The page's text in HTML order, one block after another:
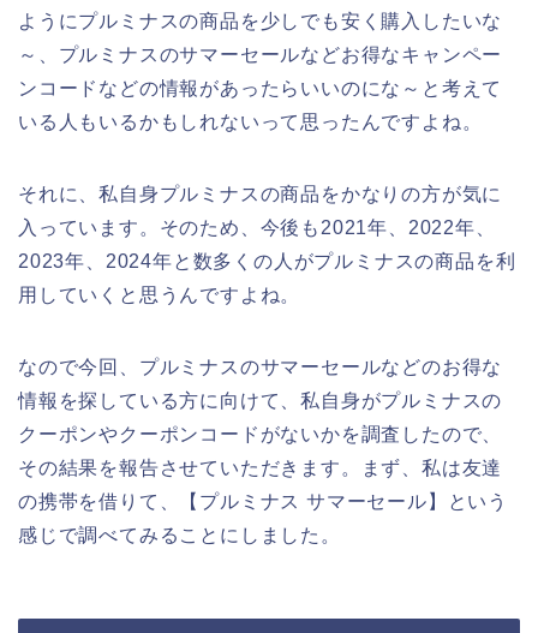
ようにプルミナスの商品を少しでも安く購入したいな
～、プルミナスのサマーセールなどお得なキャンペー
ンコードなどの情報があったらいいのにな～と考えて
いる人もいるかもしれないって思ったんですよね。
それに、私自身プルミナスの商品をかなりの方が気に
入っています。そのため、今後も2021年、2022年、
2023年、2024年と数多くの人がプルミナスの商品を利
用していくと思うんですよね。
なので今回、プルミナスのサマーセールなどのお得な
情報を探している方に向けて、私自身がプルミナスの
クーポンやクーポンコードがないかを調査したので、
その結果を報告させていただきます。まず、私は友達
の携帯を借りて、【プルミナス サマーセール】という
感じで調べてみることにしました。